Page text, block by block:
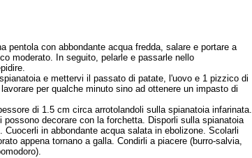
pentola con abbondante acqua fredda, salare e portare a
moderato. In seguito, pelarle e passarle nello
e mettervi il passato di patate, l'uovo e 1 pizzico di
per qualche minuto sino ad ottenere un impasto di
di 1.5 cm circa arrotolandoli sulla spianatoia infarinata.
decorare con la forchetta. Disporli sulla spianatoia
Cuocerli in abbondante acqua salata in ebolizone. Scolarli
appena tornano a galla. Condirli a piacere (burro-salvia,